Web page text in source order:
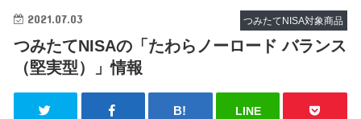
つみたてNISA対象商品
2021.07.03
つみたてNISAの「たわらノーロード バランス
（堅実型）」情報
LINE